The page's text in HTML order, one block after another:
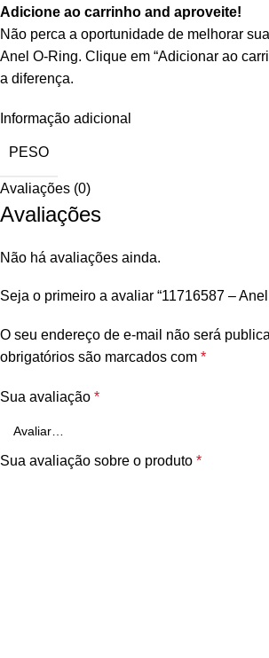
Adicione ao carrinho and aproveite!
Não perca a oportunidade de melhorar
Anel O‑Ring. Clique em “Adicionar ao
a diferença.
Informação adicional
PESO
Avaliações (0)
Avaliações
Não há avaliações ainda.
Seja o primeiro a avaliar “11716587 –
O seu endereço de e-mail não será
obrigatórios são marcados com *
Sua avaliação *
Sua avaliação sobre o produto *